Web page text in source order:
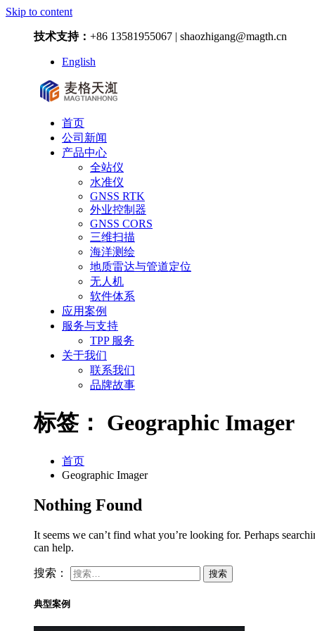
Skip to content
技术支持： +86 13581955067 | shaozhigang@magth.cn
English
首页
公司新闻
产品中心
全站仪
水准仪
GNSS RTK
外业控制器
GNSS CORS
三维扫描
海洋测绘
地质雷达与管道定位
无人机
软件体系
应用案例
服务与支持
TPP 服务
关于我们
联系我们
品牌故事
标签： Geographic Imager
首页
Geographic Imager
Nothing Found
It seems we can’t find what you’re looking for. Perhaps
can help.
搜索：
典型案例